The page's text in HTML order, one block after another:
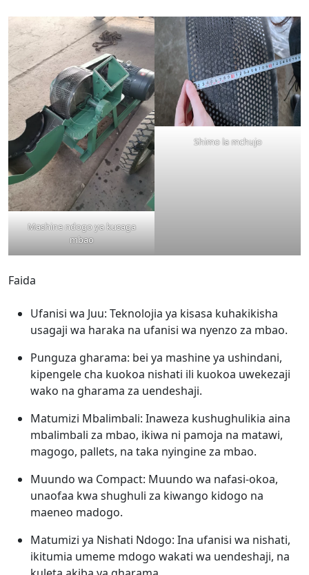
Mashine ndogo ya kusaga
mbao
Shimo la mchujo
Faida
Ufanisi wa Juu: Teknolojia ya kisasa kuhakikisha
usagaji wa haraka na ufanisi wa nyenzo za mbao.
Punguza gharama: bei ya mashine ya ushindani,
kipengele cha kuokoa nishati ili kuokoa uwekezaji
wako na gharama za uendeshaji.
Matumizi Mbalimbali: Inaweza kushughulikia aina
mbalimbali za mbao, ikiwa ni pamoja na matawi,
magogo, pallets, na taka nyingine za mbao.
Muundo wa Compact: Muundo wa nafasi-okoa,
unaofaa kwa shughuli za kiwango kidogo na
maeneo madogo.
Matumizi ya Nishati Ndogo: Ina ufanisi wa nishati,
ikitumia umeme mdogo wakati wa uendeshaji, na